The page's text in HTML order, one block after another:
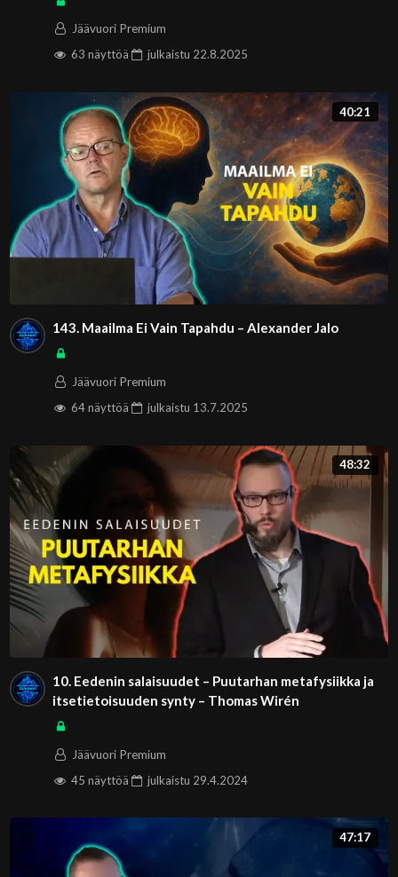
Jäävuori Premium
63 näyttöä
julkaistu 22.8.2025
40:21
143. Maailma Ei Vain Tapahdu – Alexander Jalo
Jäävuori Premium
64 näyttöä
julkaistu 13.7.2025
48:32
10. Eedenin salaisuudet – Puutarhan metafysiikka ja
itsetietoisuuden synty – Thomas Wirén
Jäävuori Premium
45 näyttöä
julkaistu 29.4.2024
47:17